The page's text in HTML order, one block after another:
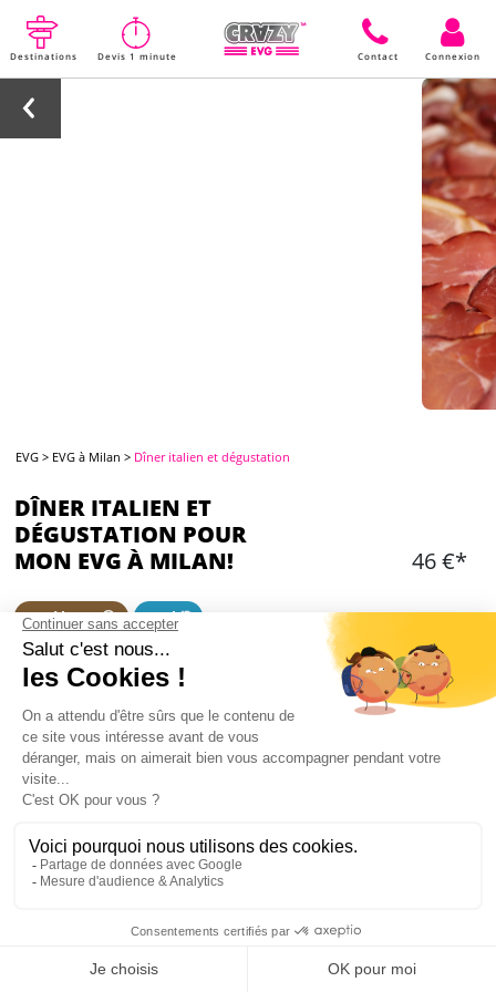
Destinations Devis 1 minute Contact Connexion
EVG > EVG à Milan > Dîner italien et dégustation
DÎNER ITALIEN ET
DÉGUSTATION POUR
MON EVG À MILAN!
46 €*
Food lover 😍 Deal 🎯
CONTENU
Plats à partager
Dégustation de mozzarella (mozzarella di bufala,
Charcuterie italienne (Prosciutto crudo di Parma
Focaccia avec tomates
Mon EVG à Milan